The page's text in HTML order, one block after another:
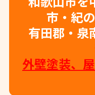
市・紀
有田郡・泉
外壁塗装、